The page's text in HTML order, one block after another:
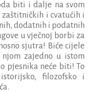
biti i dalje na svom
i cvatućih i
dodatnih i podatnih
u vječnoj borbi za
sjutra! Biće cijele
zajedno u istom
pjesnika neće biti! To
filozofsko i